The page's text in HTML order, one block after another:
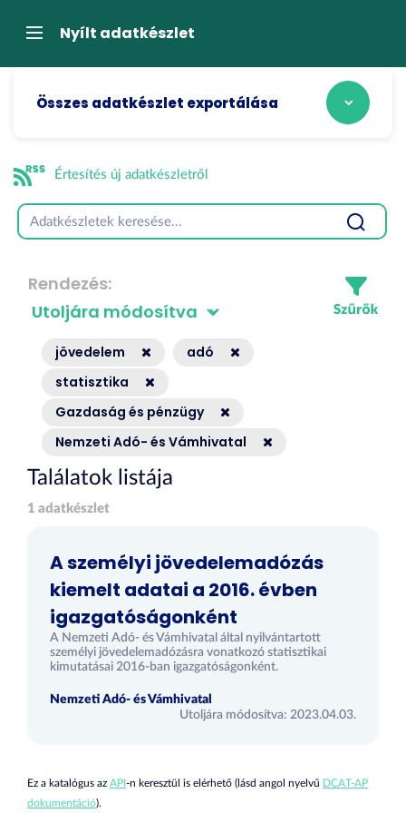
átugrásaNavigációNyílt adatkészlet
Összes adatkészlet exportálása
Értesítés új adatkészletről
Rendezés
jövedelem
adó
statisztika
Gazdaság és pénzügy
Nemzeti Adó- és Vámhivatal
Találatok listája
1 adatkészlet
A személyi jövedelemadózás
kiemelt adatai a 2016. évben
igazgatóságonként
A Nemzeti Adó- és Vámhivatal által nyilvántartott
személyi jövedelemadózásra vonatkozó statisztikai
kimutatásai 2016-ban igazgatóságonként.
Nemzeti Adó- és Vámhivatal
Utoljára módosítva: 2023.04.03.
Ez a katalógus az API-n keresztül is elérhető (lásd angol nyelvű DCAT-AP
dokumentáció).